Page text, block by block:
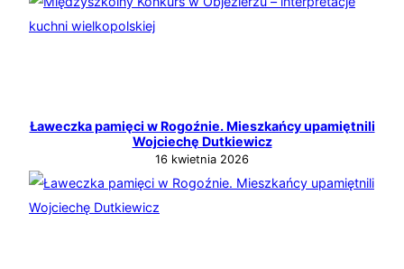
Ławeczka pamięci w Rogoźnie. Mieszkańcy upamiętnili
Wojciechę Dutkiewicz
16 kwietnia 2026